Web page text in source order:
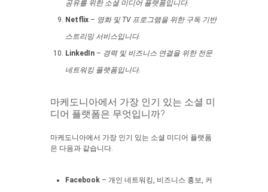
공유를 위한 소셜 미디어 플랫폼입니다.
Netflix – 영화 및 TV 프로그램을 위한 구독 기반
스트리밍 서비스입니다.
LinkedIn – 경력 및 비즈니스 연결을 위한 전문
네트워킹 플랫폼입니다.
마케도니아에서 가장 인기 있는 소셜 미
디어 플랫폼은 무엇입니까?
마케도니아에서 가장 인기 있는 소셜 미디어 플랫폼
은 다음과 같습니다.
Facebook – 개인 네트워킹, 비즈니스 홍보, 커